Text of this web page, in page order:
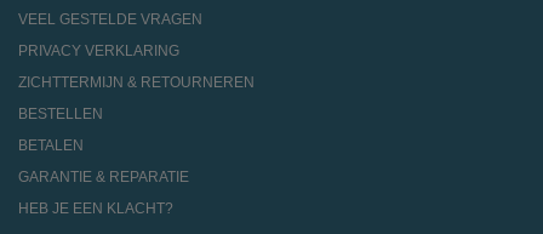
VEEL GESTELDE VRAGEN
PRIVACY VERKLARING
ZICHTTERMIJN & RETOURNEREN
BESTELLEN
BETALEN
GARANTIE & REPARATIE
HEB JE EEN KLACHT?